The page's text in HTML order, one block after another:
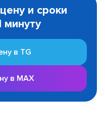
и сроки
минуту
в TG
в MAX